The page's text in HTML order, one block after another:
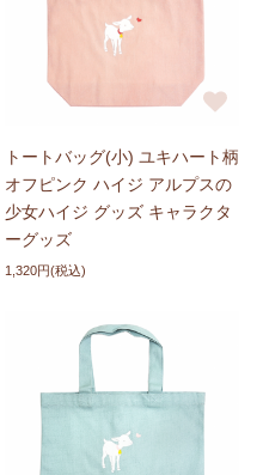
トートバッグ(小) ユキハート柄
オフピンク ハイジ アルプスの
少女ハイジ グッズ キャラクタ
ーグッズ
1,320円(税込)